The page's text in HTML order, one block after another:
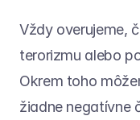
Vždy overujeme,
terorizmu alebo
Okrem toho
žiadne negatívne